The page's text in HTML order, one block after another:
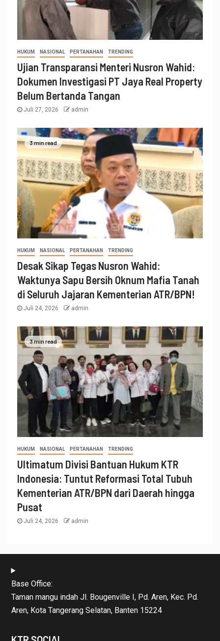
HUKUM NASIONAL PERTANAHAN TRENDING
Ujian Transparansi Menteri Nusron Wahid:
Dokumen Investigasi PT Jaya Real Property
Belum Bertanda Tangan
Juli 27, 2026 admin
3 min read
HUKUM NASIONAL PERTANAHAN TRENDING
Desak Sikap Tegas Nusron Wahid:
Waktunya Sapu Bersih Oknum Mafia Tanah
di Seluruh Jajaran Kementerian ATR/BPN!
Juli 24, 2026 admin
3 min read
HUKUM NASIONAL PERTANAHAN TRENDING
Ultimatum Divisi Bantuan Hukum KTR
Indonesia: Tuntut Reformasi Total Tubuh
Kementerian ATR/BPN dari Daerah hingga
Pusat
Juli 24, 2026 admin
Base Office:
Taman mangu indah Jl. Bougenville I, Pd. Aren, Kec. Pd.
Aren, Kota Tangerang Selatan, Banten 15224